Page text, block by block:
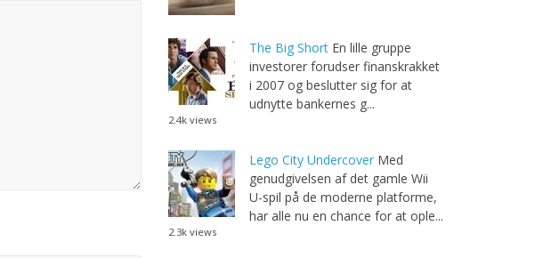
The Big Short En lille gruppe
investorer forudser finanskrakket
i 2007 og beslutter sig for at
udnytte bankernes g...
2.4k views
Lego City Undercover Med
genudgivelsen af det gamle Wii
U-spil på de moderne platforme,
har alle nu en chance for at ople...
2.3k views